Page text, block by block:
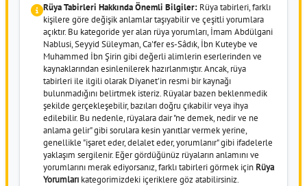
Rüya Tabirleri Hakkında Önemli Bilgiler: Rüya tabirleri, farklı
kişilere göre değişik anlamlar taşıyabilir ve çeşitli yorumlara
açıktır. Bu kategoride yer alan rüya yorumları, İmam Abdülgani
Nablusi, Seyyid Süleyman, Ca'fer es-Sâdık, İbn Kuteybe ve
Muhammed İbn Şirin gibi değerli alimlerin eserlerinden ve
kaynaklarından esinlenilerek hazırlanmıştır. Ancak, rüya
tabirleri ile ilgili olarak Diyanet'in resmi bir kaynağı
bulunmadığını belirtmek isteriz. Rüyalar bazen beklenmedik
şekilde gerçekleşebilir, bazıları doğru çıkabilir veya ihya
edilebilir. Bu nedenle, rüyalara dair "ne demek, nedir ve ne
anlama gelir" gibi sorulara kesin yanıtlar vermek yerine,
genellikle "işaret eder, delalet eder, yorumlanır" gibi ifadelerle
yaklaşım sergilenir. Eğer gördüğünüz rüyaların anlamını ve
yorumlarını merak ediyorsanız, farklı tabirleri görmek için Rüya
Yorumları kategorimizdeki içeriklere göz atabilirsiniz.